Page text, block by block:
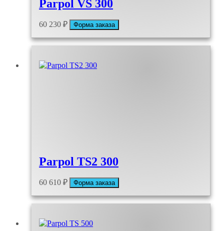
Parpol VS 300
60 230 ₽ Форма заказа
Parpol TS2 300
60 610 ₽ Форма заказа